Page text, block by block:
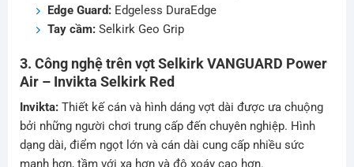
Edge Guard:Edgeless DuraEdge
Tay cầm:Selkirk Geo Grip
3. Công nghệ trên vợt Selkirk VANGUARD Power
Air – Invikta Selkirk Red
Invikta:Thiết kế cán và hình dáng vợt dài được ưa chuộng
bởi những người chơi trung cấp đến chuyên nghiệp. Hình
dạng dài, điểm ngọt lớn và cán dài cung cấp nhiều sức
mạnh hơn, tầm với xa hơn và độ xoáy cao hơn.